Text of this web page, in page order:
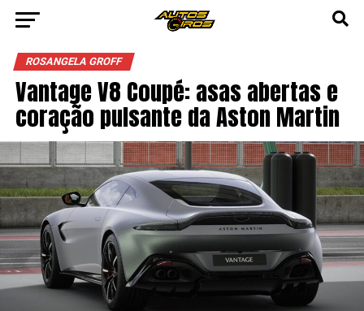
ROSANGELA GROFF
Vantage V8 Coupé: asas abertas e
coração pulsante da Aston Martin
Vá para versão mobile